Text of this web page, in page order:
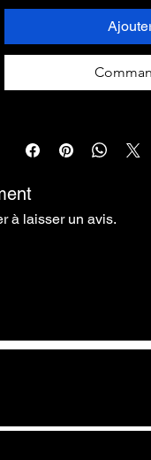
à laisser un avis.